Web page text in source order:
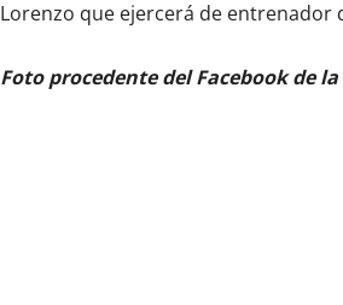
Lorenzo que ejercerá de entrenador
Foto procedente del Facebook de